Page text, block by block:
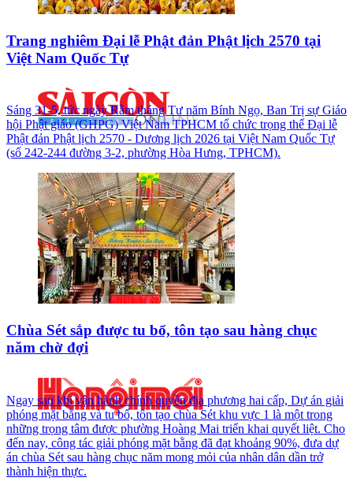
Trang nghiêm Đại lễ Phật đản Phật lịch 2570 tại
Việt Nam Quốc Tự
Sáng 31-5, tức ngày Rằm tháng Tư năm Bính Ngọ, Ban Trị sự Giáo
hội Phật giáo (GHPG) Việt Nam TPHCM tổ chức trọng thể Đại lễ
Phật đản Phật lịch 2570 - Dương lịch 2026 tại Việt Nam Quốc Tự
(số 242-244 đường 3-2, phường Hòa Hưng, TPHCM).
Chùa Sét sắp được tu bổ, tôn tạo sau hàng chục
năm chờ đợi
Ngay sau khi vận hành chính quyền địa phương hai cấp, Dự án giải
phóng mặt bằng và tu bổ, tôn tạo chùa Sét khu vực 1 là một trong
những trọng tâm được phường Hoàng Mai triển khai quyết liệt. Cho
đến nay, công tác giải phóng mặt bằng đã đạt khoảng 90%, đưa dự
án chùa Sét sau hàng chục năm mong mỏi của nhân dân dần trở
thành hiện thực.